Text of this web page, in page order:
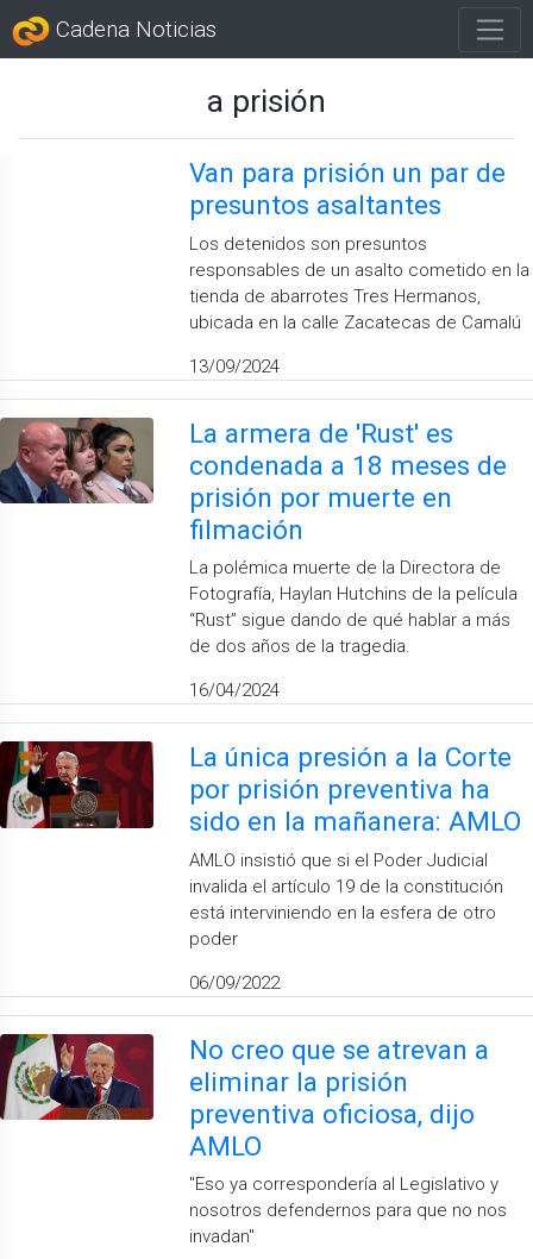
Cadena Noticias
a prisión
Van para prisión un par de
presuntos asaltantes
Los detenidos son presuntos
responsables de un asalto cometido en la
tienda de abarrotes Tres Hermanos,
ubicada en la calle Zacatecas de Camalú
13/09/2024
La armera de 'Rust' es
condenada a 18 meses de
prisión por muerte en
filmación
La polémica muerte de la Directora de
Fotografía, Haylan Hutchins de la película
“Rust” sigue dando de qué hablar a más
de dos años de la tragedia.
16/04/2024
La única presión a la Corte
por prisión preventiva ha
sido en la mañanera: AMLO
AMLO insistió que si el Poder Judicial
invalida el artículo 19 de la constitución
está interviniendo en la esfera de otro
poder
06/09/2022
No creo que se atrevan a
eliminar la prisión
preventiva oficiosa, dijo
AMLO
''Eso ya correspondería al Legislativo y
nosotros defendernos para que no nos
invadan''